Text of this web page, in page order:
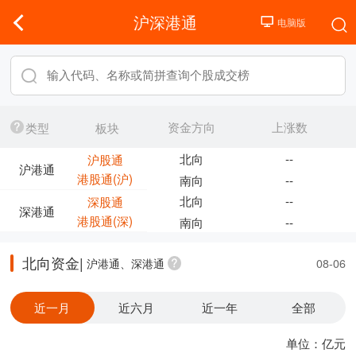
沪深港通
类型 板块
沪港通
沪股通
港股通(沪)
深港通
深股通
港股通(深)
资金方向
上涨数
北向
--
南向
--
北向
--
南向
--
北向资金| 沪港通、深港通 08-06
近一月 近六月 近一年 全部
单位：亿元